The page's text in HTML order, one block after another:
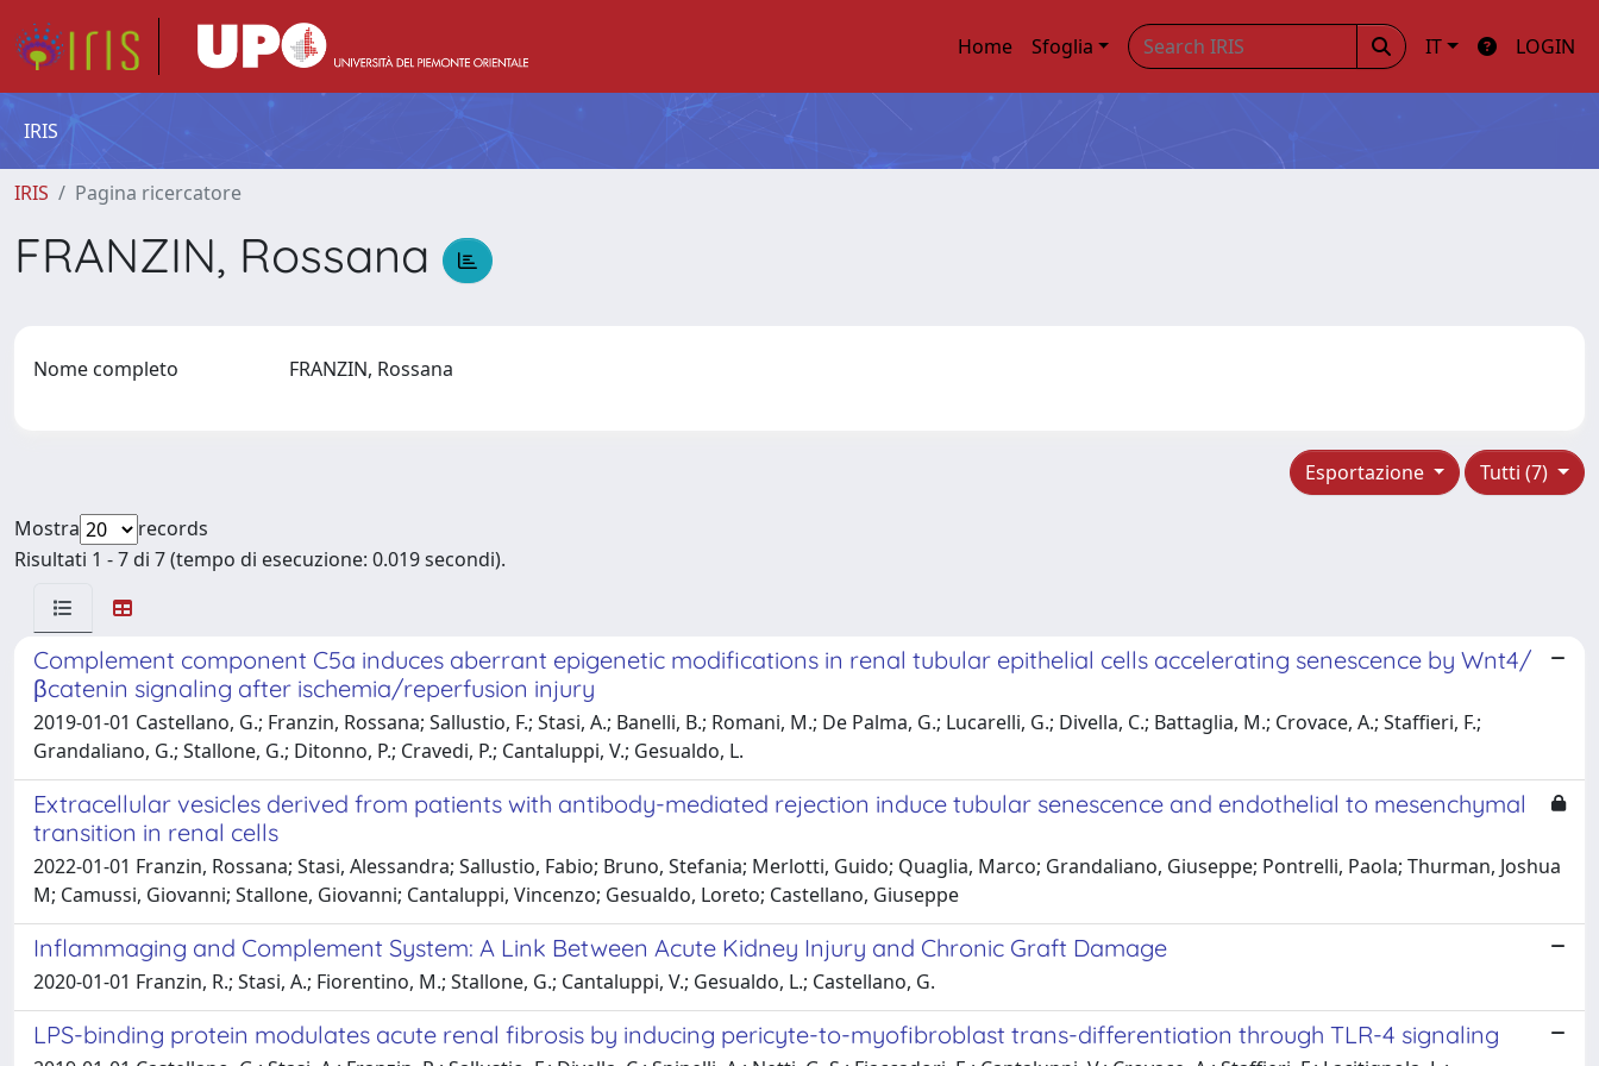
Home Sfoglia IT LOGIN
IRIS
IRIS Pagina ricercatore
FRANZIN, Rossana
Nome completo FRANZIN, Rossana
Tutti (7)
Esportazione
Mostra
records
Risultati 1 - 7 di 7 (tempo di esecuzione: 0.019 secondi).
Complement component C5a induces aberrant epigenetic modifications in renal tubular epithelial cells accelerating senescence by Wnt4/
βcatenin signaling after ischemia/reperfusion injury
2019-01-01 Castellano, G.; Franzin, Rossana; Sallustio, F.; Stasi, A.; Banelli, B.; Romani, M.; De Palma, G.; Lucarelli, G.; Divella, C.; Battaglia, M.; Crovace, A.; Staffieri, F.;
Grandaliano, G.; Stallone, G.; Ditonno, P.; Cravedi, P.; Cantaluppi, V.; Gesualdo, L.
Extracellular vesicles derived from patients with antibody-mediated rejection induce tubular senescence and endothelial to mesenchymal
transition in renal cells
2022-01-01 Franzin, Rossana; Stasi, Alessandra; Sallustio, Fabio; Bruno, Stefania; Merlotti, Guido; Quaglia, Marco; Grandaliano, Giuseppe; Pontrelli, Paola; Thurman, Joshua
M; Camussi, Giovanni; Stallone, Giovanni; Cantaluppi, Vincenzo; Gesualdo, Loreto; Castellano, Giuseppe
Inflammaging and Complement System: A Link Between Acute Kidney Injury and Chronic Graft Damage
2020-01-01 Franzin, R.; Stasi, A.; Fiorentino, M.; Stallone, G.; Cantaluppi, V.; Gesualdo, L.; Castellano, G.
LPS-binding protein modulates acute renal fibrosis by inducing pericyte-to-myofibroblast trans-differentiation through TLR-4 signaling